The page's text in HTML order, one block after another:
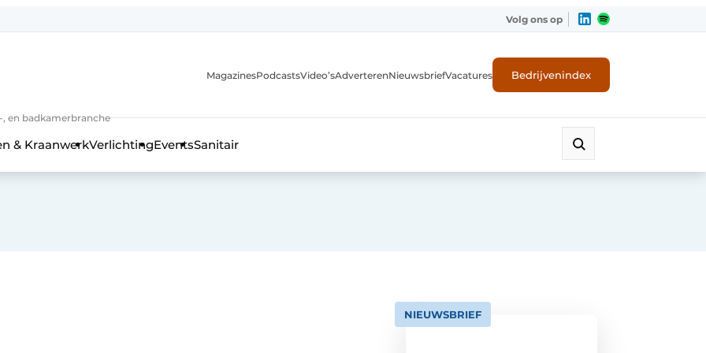
Volg ons op
en badkamerbranche
MagazinesPodcastsVideo’sAdverterenNieuwsbriefVacatures Bedrijvenindex
& KraanwerkVerlichtingEventsSanitair
NIEUWSBRIEF